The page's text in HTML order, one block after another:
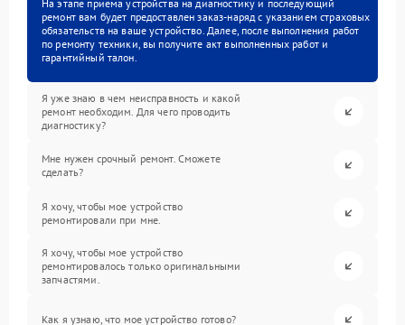
На этапе приема устройства на диагностику и последующий
ремонт вам будет предоставлен заказ-наряд с указанием страховых
обязательств на ваше устройство. Далее, после выполнения работ
по ремонту техники, вы получите акт выполненных работ и
гарантийный талон.
Я уже знаю в чем неисправность и какой
ремонт необходим. Для чего проводить
диагностику?
Мне нужен срочный ремонт. Сможете
сделать?
Я хочу, чтобы мое устройство
ремонтировали при мне.
Я хочу, чтобы мое устройство
ремонтировалось только оригинальными
запчастями.
Как я узнаю, что мое устройство готово?